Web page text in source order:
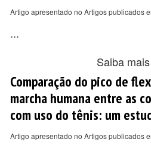
Artigo apresentado no Artigos publicados
...
Saiba
Comparação do pico de
marcha humana entre as
com uso do tênis: um
Artigo apresentado no Artigos publicados